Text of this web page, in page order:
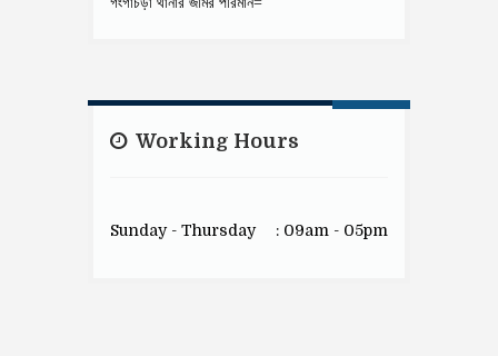
Working Hours
Sunday - Thursday : 09am - 05pm